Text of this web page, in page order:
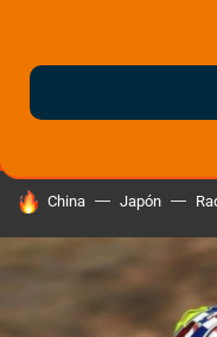
MENÚ
HOY SE HABLA DE
China Japón